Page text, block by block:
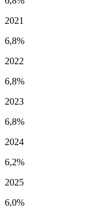
2021
6,8%
2022
6,8%
2023
6,8%
2024
6,2%
2025
6,0%